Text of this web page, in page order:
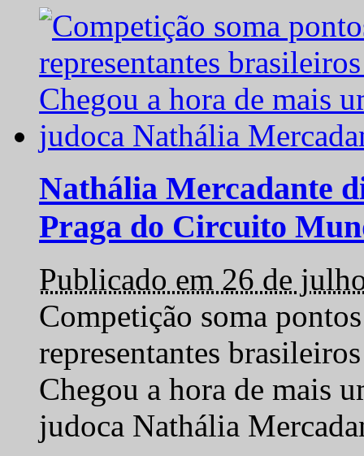
Nathália Mercadante
Praga do Circuito
Publicado em 26 de
Competição soma
representantes
Chegou a hora de mais
judoca Nathália